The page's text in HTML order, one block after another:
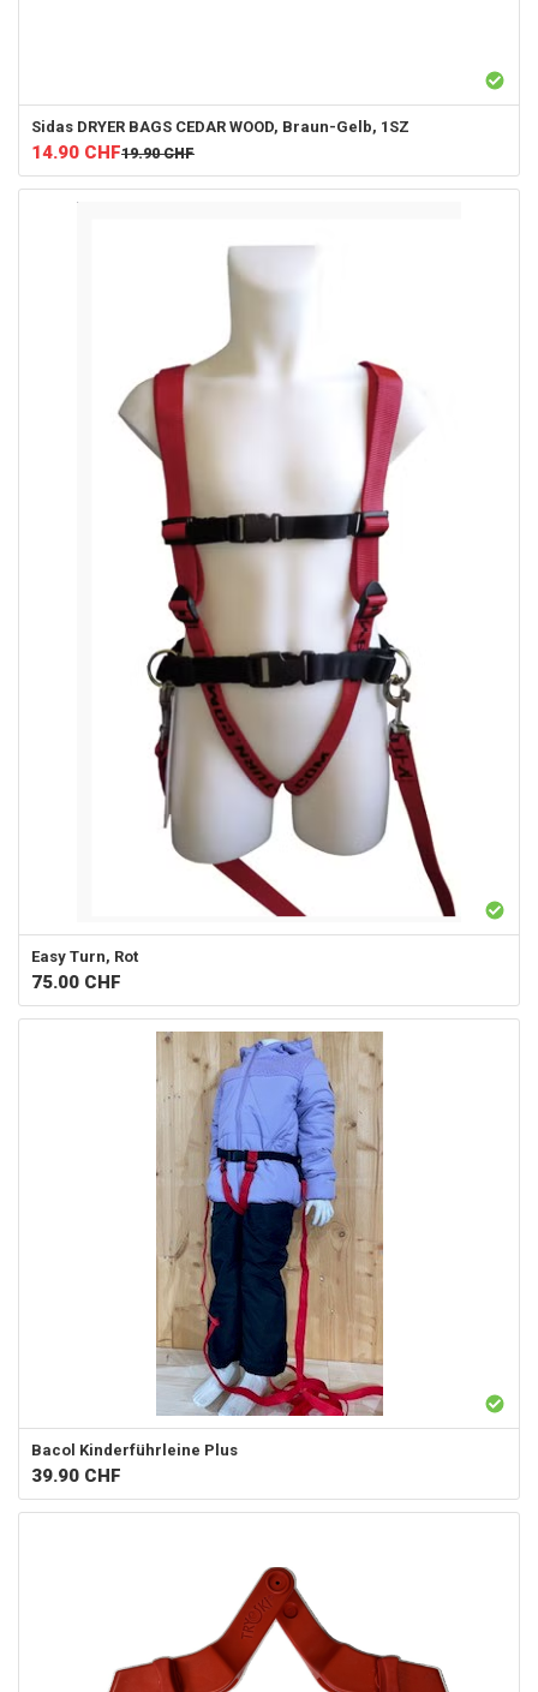
Sidas DRYER BAGS CEDAR WOOD, Braun-Gelb, 1SZ
14.90 CHF19.90 CHF
Easy Turn, Rot
75.00 CHF
Bacol Kinderführleine Plus
39.90 CHF